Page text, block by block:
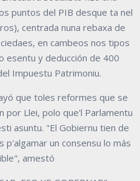
puntos del PIB desque ta nel
centrada nuna rebaxa de
en cambeos nos tipos
esentu y deducción de 400
Impuestu Patrimoniu.
que toles reformes que se
por Llei, polo que'l Parlamentu
asuntu. "El Gobiernu tien de
un consensu lo más
amestó